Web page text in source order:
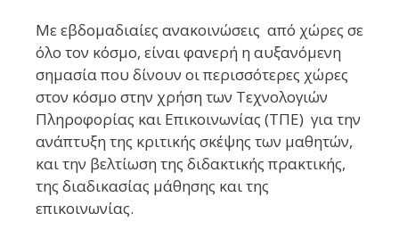
Με εβδομαδιαίες ανακοινώσεις από χώρες σε
όλο τον κόσμο, είναι φανερή η αυξανόμενη
σημασία που δίνουν οι περισσότερες χώρες
στον κόσμο στην χρήση των Τεχνολογιών
Πληροφορίας και Επικοινωνίας (ΤΠΕ) για την
ανάπτυξη της κριτικής σκέψης των μαθητών,
και την βελτίωση της διδακτικής πρακτικής,
της διαδικασίας μάθησης και της
επικοινωνίας.